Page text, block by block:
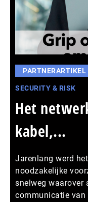
PARTNERARTIKEL
SECURITY & RISK
Het
kabel,...
Jarenlang werd
noodzakelijke
snelweg waarover
communicatie van